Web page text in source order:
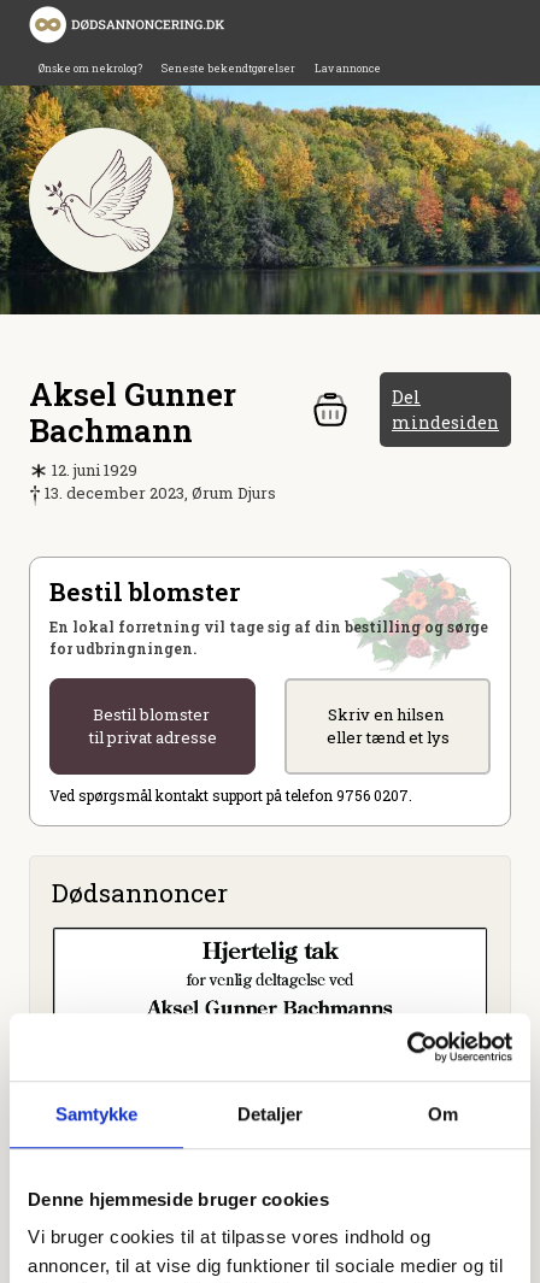
Samtykke Detaljer Om
Denne hjemmeside bruger cookies
Vi bruger cookies til at tilpasse vores indhold og
annoncer, til at vise dig funktioner til sociale medier og til
Ønske om nekrolog? Seneste bekendtgørelser Lav annonce
Aksel Gunner
Bachmann
Del
mindesiden
12. juni 1929
13. december 2023, Ørum Djurs
Bestil blomster
En lokal forretning vil tage sig af din bestilling og sørge
for udbringningen.
Bestil blomster
til privat adresse
Skriv en hilsen
eller tænd et lys
Ved spørgsmål kontakt support på telefon 9756 0207.
Dødsannoncer
(sammenlægning af Folkebladet Norddjurs
og Grenaabladet) d. 27. december 2023